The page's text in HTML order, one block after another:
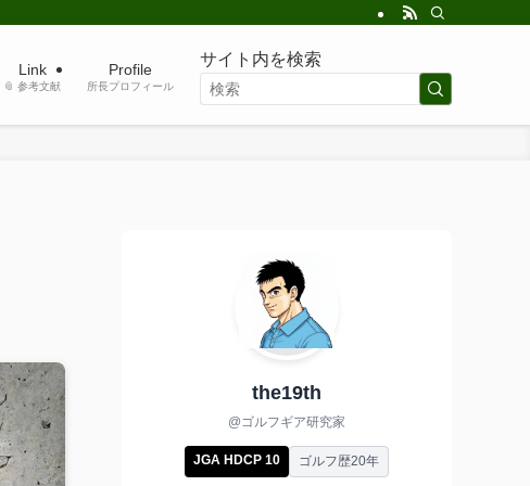
Link
📎 参考文献
Profile
所長プロフィール
サイト内を検索
the19th
@ゴルフギア研究家
JGA HDCP 10 ゴルフ歴20年